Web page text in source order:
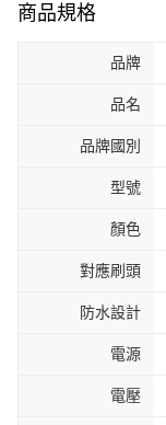
商品規格
品牌
品名
品牌國別
型號
顏色
對應刷頭
防水設計
電源
電壓